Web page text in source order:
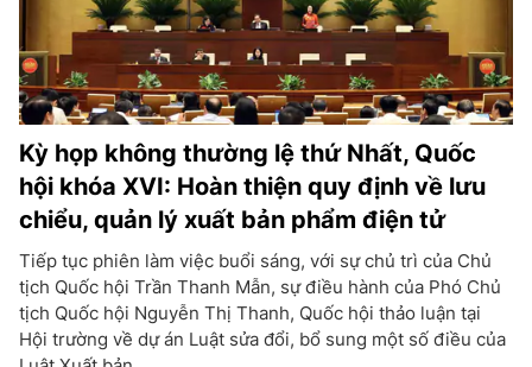
Kỳ họp không thường lệ thứ Nhất, Quốc
hội khóa XVI: Hoàn thiện quy định về lưu
chiểu, quản lý xuất bản phẩm điện tử
Tiếp tục phiên làm việc buổi sáng, với sự chủ trì của Chủ
tịch Quốc hội Trần Thanh Mẫn, sự điều hành của Phó Chủ
tịch Quốc hội Nguyễn Thị Thanh, Quốc hội thảo luận tại
Hội trường về dự án Luật sửa đổi, bổ sung một số điều của